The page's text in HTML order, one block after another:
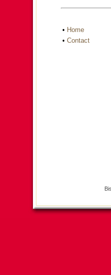
• Home
• Contact